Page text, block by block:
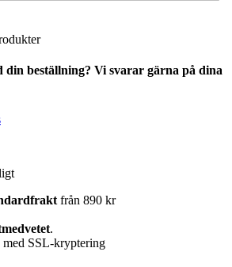
din beställning? Vi svarar gärna på dina
från 890 kr
.
med SSL-kryptering